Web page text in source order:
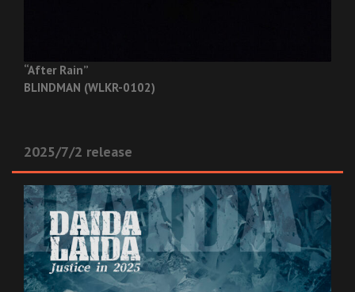
“After Rain”
BLINDMAN (WLKR-0102)
2025/7/2 release